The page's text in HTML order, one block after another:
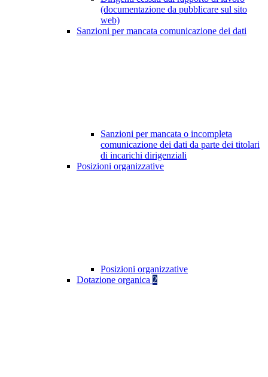
(documentazione da pubblicare sul sito
web)
Sanzioni per mancata comunicazione dei dati
Sanzioni per mancata o incompleta
comunicazione dei dati da parte dei titolari
di incarichi dirigenziali
Posizioni organizzative
Posizioni organizzative
Dotazione organica 2